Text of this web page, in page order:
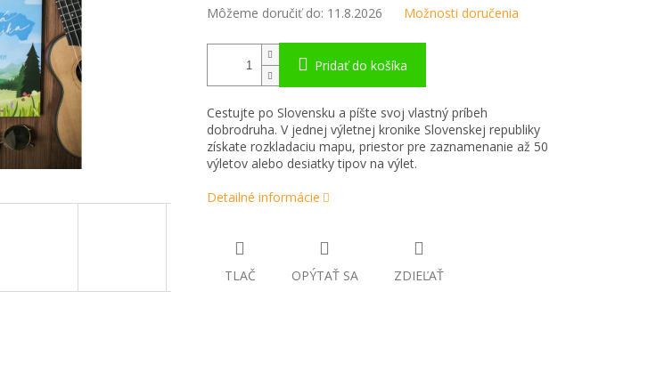
Môžeme doručiť do: 11.8.2026 Možnosti doručenia
Pridať do košíka
Cestujte po Slovensku a píšte svoj vlastný príbeh
dobrodruha. V jednej výletnej kronike Slovenskej republiky
získate rozkladaciu mapu, priestor pre zaznamenanie až 50
výletov alebo desiatky tipov na výlet.
Detailné informácie
TLAČ OPÝTAŤ SA ZDIEĽAŤ